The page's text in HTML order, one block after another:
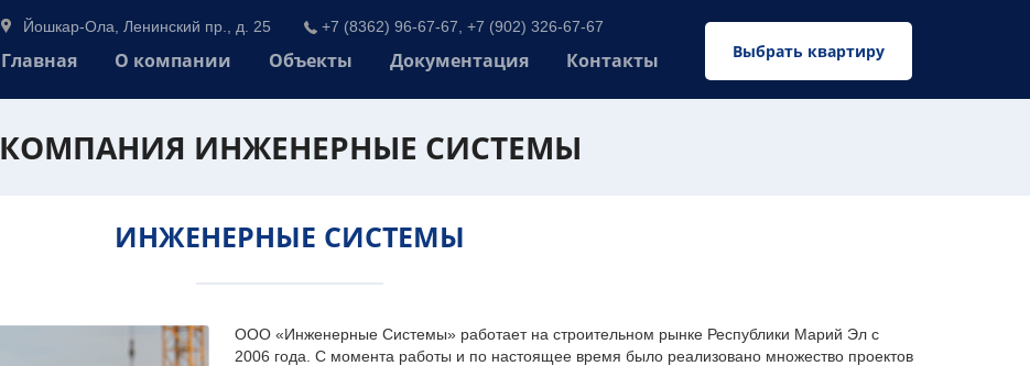
Выбрать квартиру
Йошкар-Ола, Ленинский пр., д. 25 +7 (8362) 96-67-67, +7 (902) 326-67-67
Главная О компании Объекты Документация Контакты
КОМПАНИЯ ИНЖЕНЕРНЫЕ СИСТЕМЫ
ИНЖЕНЕРНЫЕ СИСТЕМЫ
ООО «Инженерные Системы» работает на строительном рынке Республики Марий Эл с
2006 года. С момента работы и по настоящее время было реализовано множество проектов